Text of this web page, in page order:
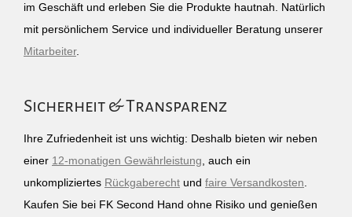
im Geschäft und erleben Sie die Produkte hautnah. Natürlich
mit persönlichem Service und individueller Beratung unserer
Mitarbeiter.
Sicherheit & Transparenz
Ihre Zufriedenheit ist uns wichtig: Deshalb bieten wir neben
einer 12-monatigen Gewährleistung , auch ein
unkompliziertes Rückgaberecht und faire Versandkosten
Kaufen Sie bei FK Second Hand ohne Risiko und genießen